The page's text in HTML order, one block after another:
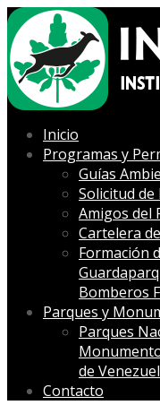
Inicio
Programas y
Guías
Solicitud de
Amigos del
Cartelera
Formación
Bomberos
Parques y
Parques
de
Contacto